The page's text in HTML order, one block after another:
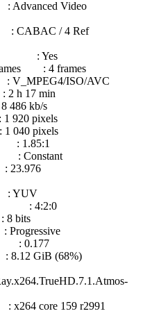
Video
/ 4 Ref
: Yes
: 4 frames
ISO/AVC
min
kb/s
pixels
pixels
1.85:1
: 4:2:0
0.177
GiB (68%)
core 159 r2991